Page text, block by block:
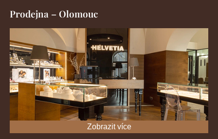
Prodejna – Olomouc
Zobrazit více